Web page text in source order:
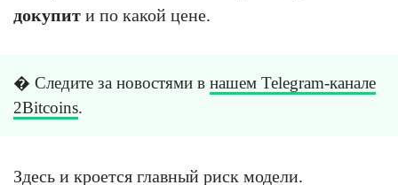
докупит и по какой цене.
� Следите за новостями в нашем Telegram-канале
2Bitcoins.
Здесь и кроется главный риск модели.